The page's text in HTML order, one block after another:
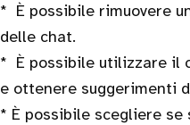
* È possibile rimuovere
delle chat.
* È possibile utilizzare il
e ottenere suggerimenti
* È possibile scegliere